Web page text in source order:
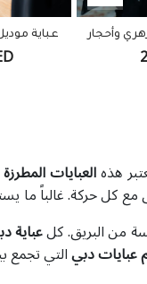
عباية وأحجار
هذهالعبايات المطرزة
مع كل حركة. غالباً ما
من البريق. كلعباية
عبايات دبيالتي تجمع